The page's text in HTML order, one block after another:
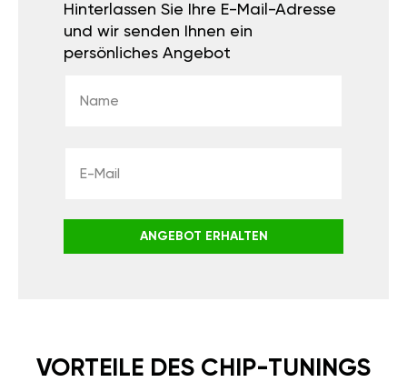
Hinterlassen Sie Ihre E-Mail-Adresse
und wir senden Ihnen ein
persönliches Angebot
ANGEBOT ERHALTEN
VORTEILE DES CHIP-TUNINGS